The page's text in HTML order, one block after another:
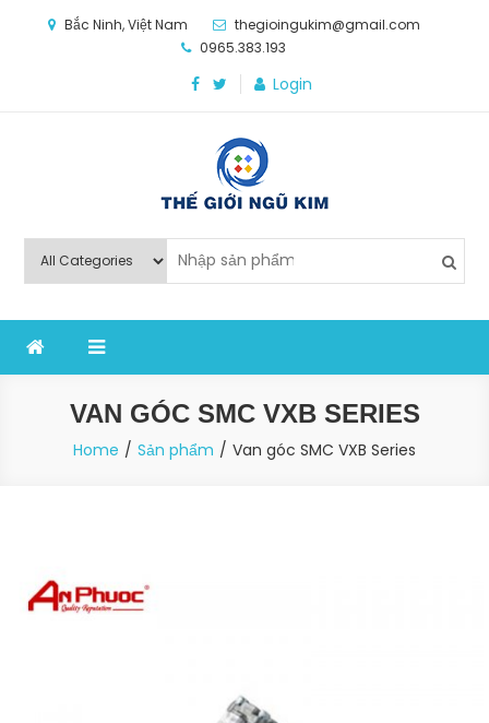
Bắc Ninh, Việt Nam
thegioingukim@gmail.com
0965.383.193
Login
Thế Giới Ngũ Kim
nghiệp sản xuất
VAN GÓC SMC VXB SERIES
Home Sản phẩm Van góc SMC VXB Series